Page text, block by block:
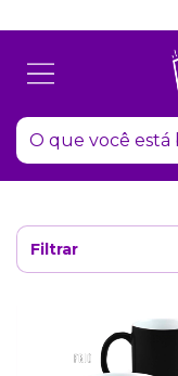
Filtrar